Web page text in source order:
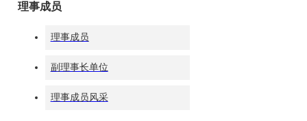
理事成员
理事成员
副理事长单位
理事成员风采